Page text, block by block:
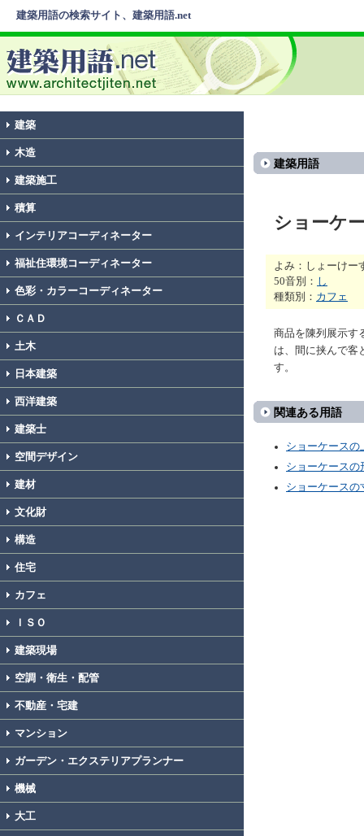
建築用語の検索サイト、建築用語.net
建築
木造
建築施工
積算
インテリアコーディネーター
福祉住環境コーディネーター
色彩・カラーコーディネーター
ＣＡＤ
土木
日本建築
西洋建築
建築士
空間デザイン
建材
文化財
構造
住宅
カフェ
ＩＳＯ
建築現場
空調・衛生・配管
不動産・宅建
マンション
ガーデン・エクステリアプランナー
機械
大工
建築用語
ショーケ
よみ：しょーけー
50音別： し
種類別： カフェ
商品を陳列展示す
は、間に挟んで客
す。
関連ある用語
ショーケースの
ショーケースの
ショーケースの